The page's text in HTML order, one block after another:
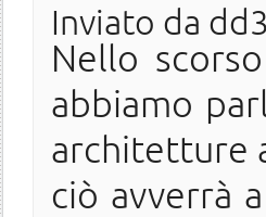
Inviato da
Nello
abbiamo
architetture
ciò avverrà